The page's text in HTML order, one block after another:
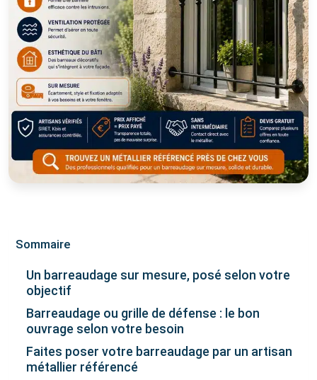
Sommaire
Un barreaudage sur mesure, posé selon votre
objectif
Barreaudage ou grille de défense : le bon
ouvrage selon votre besoin
Faites poser votre barreaudage par un artisan
métallier référencé